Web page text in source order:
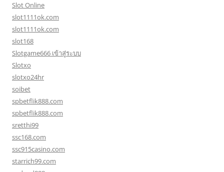
Slot Online
slot1111ok.com
slot1111ok.com
slot168
Slotgame666 เข้าสู่ระบบ
Slotxo
slotxo24hr
soibet
spbetflik888.com
spbetflik888.com
sretthi99
ssc168.com
ssc915casino.com
starrich99.com